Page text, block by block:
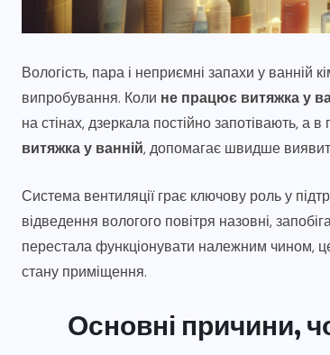
Вологість, пара і неприємні запахи у
випробування. Коли не працює витяжка у
на стінах, дзеркала постійно запотівають, а в
витяжка у ванній, допомагає швидше
Система вентиляції грає ключову роль у
відведення вологого повітря назовні,
перестала функціонувати належним чином,
стану приміщення.
Основні причини,